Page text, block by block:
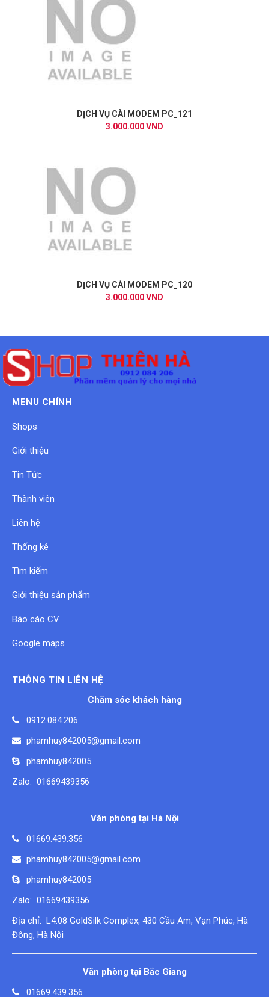
DỊCH VỤ CÀI MODEM PC_121
3.000.000 VND
DỊCH VỤ CÀI MODEM PC_120
3.000.000 VND
MENU CHÍNH
Shops
Giới thiệu
Tin Tức
Thành viên
Liên hệ
Thống kê
Tìm kiếm
Giới thiệu sản phẩm
Báo cáo CV
Google maps
THÔNG TIN LIÊN HỆ
Chăm sóc khách hàng
0912.084.206
phamhuy842005@gmail.com
phamhuy842005
Zalo: 01669439356
Văn phòng tại Hà Nội
01669.439.356
phamhuy842005@gmail.com
phamhuy842005
Zalo: 01669439356
Địa chỉ: L4.08 GoldSilk Complex, 430 Cầu Am, Vạn Phúc, Hà
Đông, Hà Nội
Văn phòng tại Bắc Giang
01669.439.356